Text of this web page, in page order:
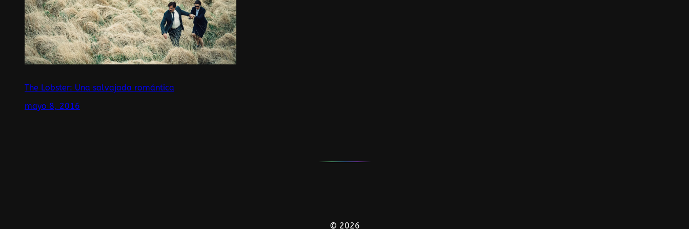
The Lobster: Una salvajada romántica
mayo 8, 2016
© 2026